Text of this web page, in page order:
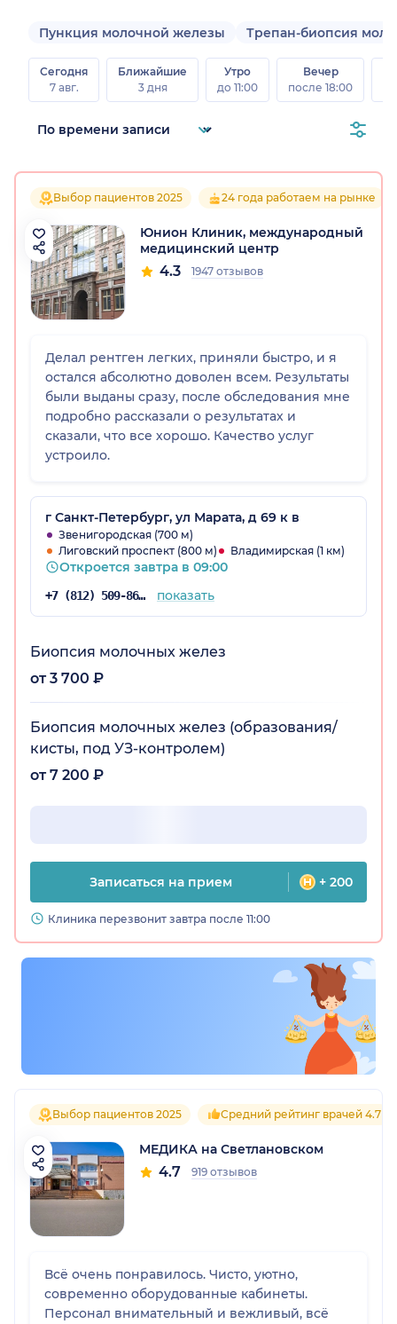
Пункция молочной железы Трепан-биопсия
Сегодня
7 авг.
Ближайшие
3 дня
Утро
до 11:00
Вечер
после 18:00
Выбор пациентов 2025 24 года работаем на рынке
Юнион Клиник, международный
медицинский центр
4.3 1947 отзывов
Делал рентген легких, приняли быстро, и я
остался абсолютно доволен всем. Результаты
были выданы сразу, после обследования мне
подробно рассказали о результатах и
сказали, что все хорошо. Качество услуг
устроило.
г Санкт-Петербург, ул Марата, д 69 к в
Звенигородская (700 м)
Лиговский проспект (800 м)
Владимирская (1 км)
Откроется завтра в 09:00
+7 (812) 509-86-03 показать
Биопсия молочных желез
от 3 700 ₽
Биопсия молочных желез (образования/
кисты, под УЗ-контролем)
от 7 200 ₽
Записаться на прием + 200
Клиника перезвонит завтра после 11:00
Выбор пациентов 2025 Средний рейтинг врачей 4.7
МЕДИКА на Светлановском
4.7 919 отзывов
Всё очень понравилось. Чисто, уютно,
современно оборудованные кабинеты.
Персонал внимательный и вежливый, всё